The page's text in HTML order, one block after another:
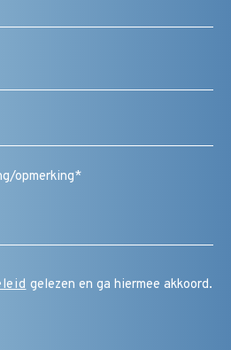
(Vereist)
Bericht
/
opmerking
(Vereist)
Instemming
gelezen en ga hiermee akkoord.